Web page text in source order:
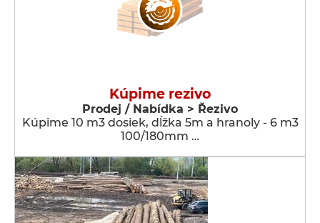
Kúpime rezivo
Prodej / Nabídka > Řezivo
Kúpime 10 m3 dosiek, dĺžka 5m a hranoly - 6 m3
100/180mm …